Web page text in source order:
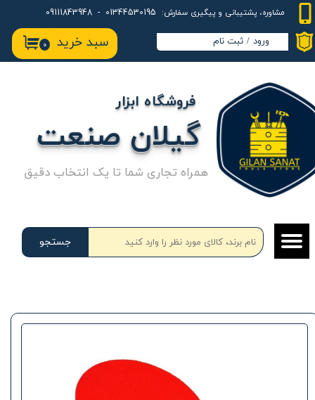
مشاوره، پشتیبانی و پیگیری سفارش:
۰ سبد خرید ورود / ثبت نام
حساب کاربری من
تغییر گذر واژه
سفارشات
خروج از حساب کاربری
جستجو
گیلان صنعت
فروشگاه ابزار
همراه تجاری شما تا یک انتخاب دقیق